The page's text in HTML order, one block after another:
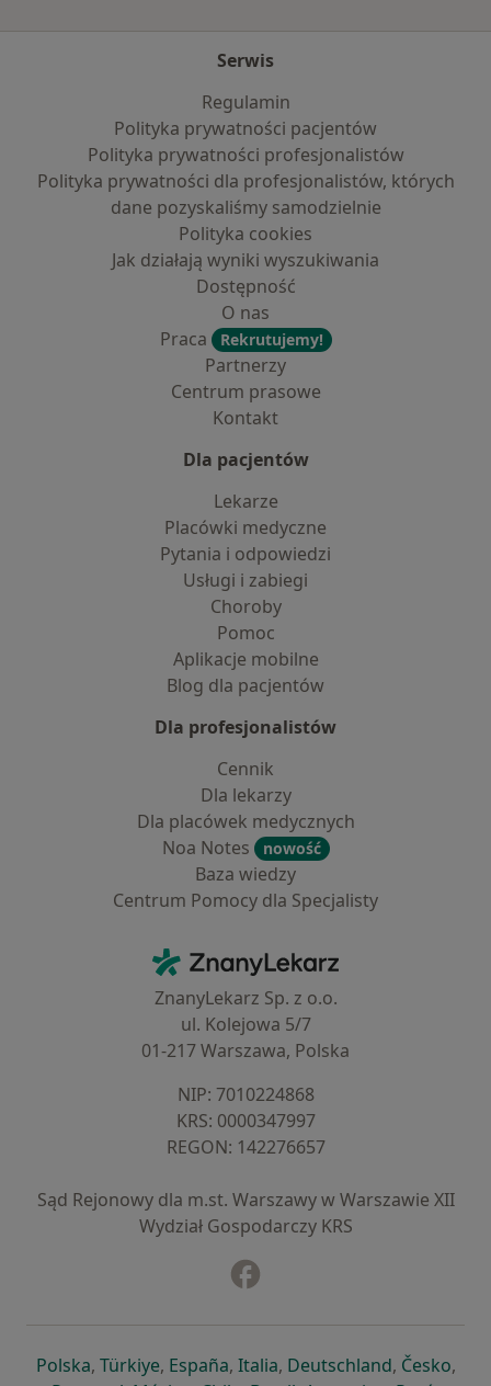
Serwis
Regulamin
Polityka prywatności pacjentów
Polityka prywatności profesjonalistów
Polityka prywatności dla profesjonalistów, których
dane pozyskaliśmy samodzielnie
Polityka cookies
Jak działają wyniki wyszukiwania
Dostępność
O nas
Praca
Rekrutujemy!
Partnerzy
Centrum prasowe
Kontakt
Dla pacjentów
Lekarze
Placówki medyczne
Pytania i odpowiedzi
Usługi i zabiegi
Choroby
Pomoc
Aplikacje mobilne
Blog dla pacjentów
Dla profesjonalistów
Cennik
Dla lekarzy
Dla placówek medycznych
Noa Notes
nowość
Baza wiedzy
Centrum Pomocy dla Specjalisty
ZnanyLekarz - Strona główna
ZnanyLekarz Sp. z o.o.
ul. Kolejowa 5/7
01-217 Warszawa, Polska
NIP: ⁠7010224868
KRS: ⁠0000347997
REGON: ⁠142276657
Sąd Rejonowy dla m.st. Warszawy w Warszawie XII
Wydział Gospodarczy KRS
Polskaotwiera się w nowej karcie
, Türkiyeotwiera się w nowej karcie
, Españaotwiera się w nowej karcie
, Italiaotwiera się w nowej
, Deutschlandotwiera się
, Česko,